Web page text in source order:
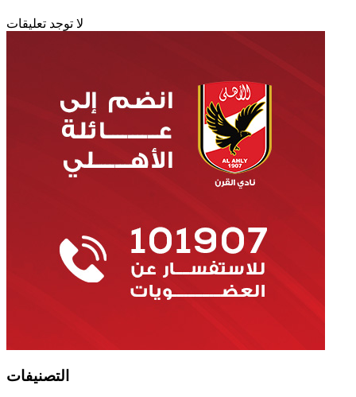
لا توجد تعليقات
التصنيفات